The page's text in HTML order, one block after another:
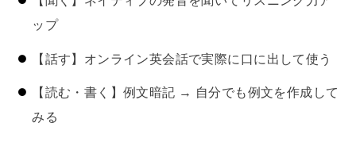
ップ
【話す】オンライン英会話で実際に口に出して使う
【読む・書く】例文暗記 → 自分でも例文を作成して
みる